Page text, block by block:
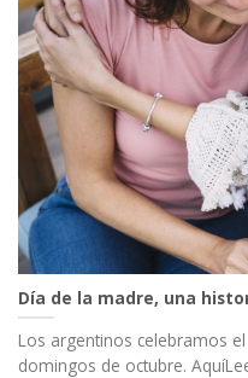
Día de la madre, una
Los argentinos celebramos
domingos de octubre.